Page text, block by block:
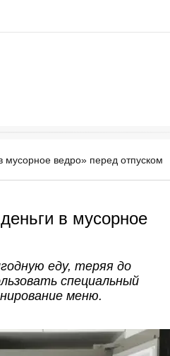
мусорное ведро» перед отпуском
в мусорное
еду, теряя до
специальный
меню.